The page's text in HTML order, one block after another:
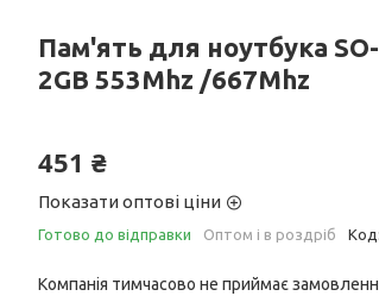
Пам'ять для ноутбука
2GB 553Mhz /667Mhz
451 ₴
Показати оптові ціни
Готово до відправки Оптом і в роздріб Код:
Компанія тимчасово не приймає